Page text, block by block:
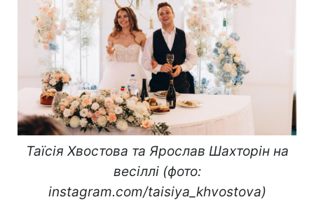
Таїсія Хвостова та Ярослав Шахторін на
весіллі (фото:
instagram.com/taisiya_khvostova)